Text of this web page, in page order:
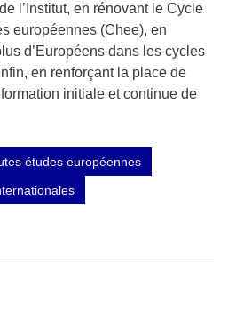
l’Institut, en rénovant le Cycle
européennes (Chee), en
d’Européens dans les cycles
en renforçant la place de
formation initiale et continue de
études européennes